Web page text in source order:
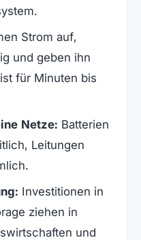
Strom auf,
und geben ihn
für Minuten bis
Netze: Batterien
Leitungen
Investitionen in
ziehen in
und